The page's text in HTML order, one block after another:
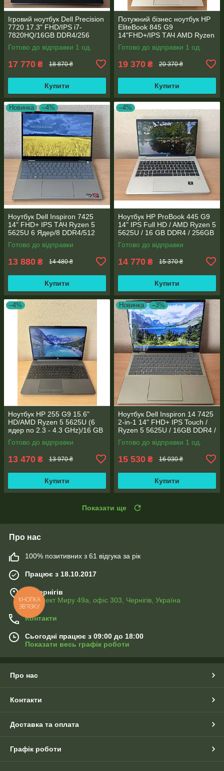
Ігровий ноутбук Dell Precision
7720 17.3" FHD/IPS i7-
7820HQ/16GB DDR4/256
SSD/NVIDIA Quadro P4000
8GB
Готово до відправки 1 од.
17 770 ₴ 18 870 ₴
Купити
Потужний бізнес ноутбук HP
EliteBook 845 G9
14"FHD+/IPS ТАЧ AMD Ryzen
5 6600U 6 ядер/16 DDR5/512
SSD NVME/AMD Radeon
Готово до відправки 1 од.
19 370 ₴ 20 370 ₴
Купити
Новинка –4%
Ноутбук Dell Inspiron 7425
14" FHD+ IPS TАЧ Ryzen 5
5625U 6 Ядер/8 DDR4/512
SSD M.2/Radeon RX Vega
7/Type-C PD
Готово до відправки
13 880 ₴ 14 480 ₴
Купити
–4%
Ноутбук HP ProBook 445 G9
14" IPS Full HD / AMD Ryzen 5
5625U / 16 GB DDR4 / 256GB
SSD M.2 / AMD Radeon RX
Vega 7 / WebCam
Готово до відправки
14 770 ₴ 15 370 ₴
Купити
–4%
Ноутбук HP 255 G9 15.6"
HD/AMD Ryzen 5 5625U (6
ядер по 2.3 - 4.3 GHz)/16 GB
DDR4/256GB SSD M.2/AMD
Radeon Vega 7/Web
Готово до відправки
13 470 ₴ 13 970 ₴
Купити
Новинка –3%
Ноутбук Dell Inspiron 14 7425
2-in-1 14" FHD+ IPS Touch /
Ryzen 5 5625U / 16GB DDR4 /
512GB SSD / Radeon Vega 7 /
WebCam
Готово до відправки 1 од.
15 530 ₴ 16 030 ₴
Купити
Показати ще
Про нас
100% позитивних з 61 відгука за рік
Працює з 18.10.2017
м. Чернігів
Проспект Миру 49а, офіс 303, Чернігів, Україна
Контакти
Сьогодні працює з 09:00 до 18:00
Показати весь графік роботи
Про нас
Контакти
Доставка та оплата
Графік роботи
КНОПКА
ЗВ'ЯЗКУ